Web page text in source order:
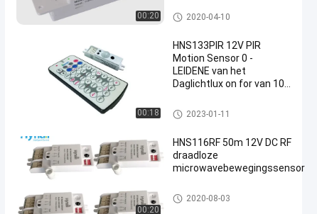
00:20 Dimmablebewegingssensor
2020-04-10
00:18
HNS133PIR 12V PIR
Motion Sensor 0 -
LEIDENE van het
Daglichtlux on for van 10v
Comité/Troffer
Dimmablebewegingssensor
2023-01-11
00:20
HNS116RF 50m 12V DC RF
draadloze
microwavebewegingssensor
Dimmablebewegingssensor
2020-08-03